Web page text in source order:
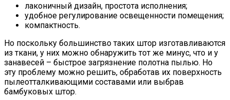
лаконичный дизайн, простота исполнения;
удобное регулирование освещенности помещения;
компактность.
Но поскольку большинство таких штор изготавливаются
из ткани, у них можно обнаружить тот же минус, что и у
занавесей – быстрое загрязнение полотна пылью. Но
эту проблему можно решить, обработав их поверхность
пылеотталкивающими составами или выбрав
бамбуковых штор.